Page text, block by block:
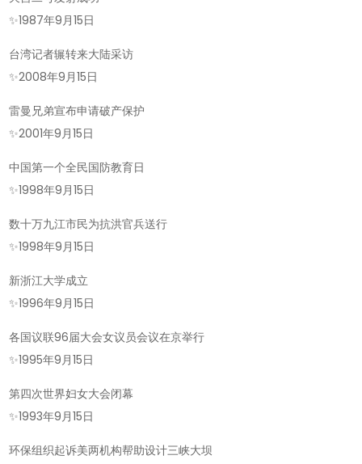
✨1987年9月15日
台湾记者辗转来大陆采访
✨2008年9月15日
雷曼兄弟宣布申请破产保护
✨2001年9月15日
中国第一个全民国防教育日
✨1998年9月15日
数十万九江市民为抗洪官兵送行
✨1998年9月15日
新浙江大学成立
✨1996年9月15日
各国议联96届大会女议员会议在京举行
✨1995年9月15日
第四次世界妇女大会闭幕
✨1993年9月15日
环保组织起诉美两机构帮助设计三峡大坝